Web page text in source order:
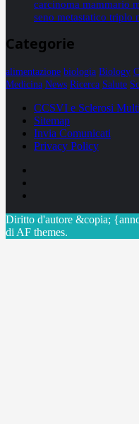
carcinoma mammario
seno metastatico triplo
Categorie
alimentazione biologia Biology
Medicina News Ricerca Salute
CCSVI e Sclerosi
Sitemap
Invia Comunicati
Privacy Policy
Diritto d'autore &copia;
di AF themes.